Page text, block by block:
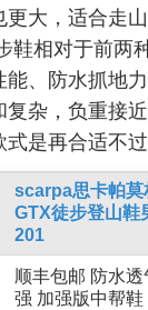
大，适合走
鞋相对于前两
能、防水抓地
杂，负重接
是再合适不过
scarpa思卡帕莫
GTX徒步登山鞋
201
顺丰包邮 防水
强 加强版中帮鞋